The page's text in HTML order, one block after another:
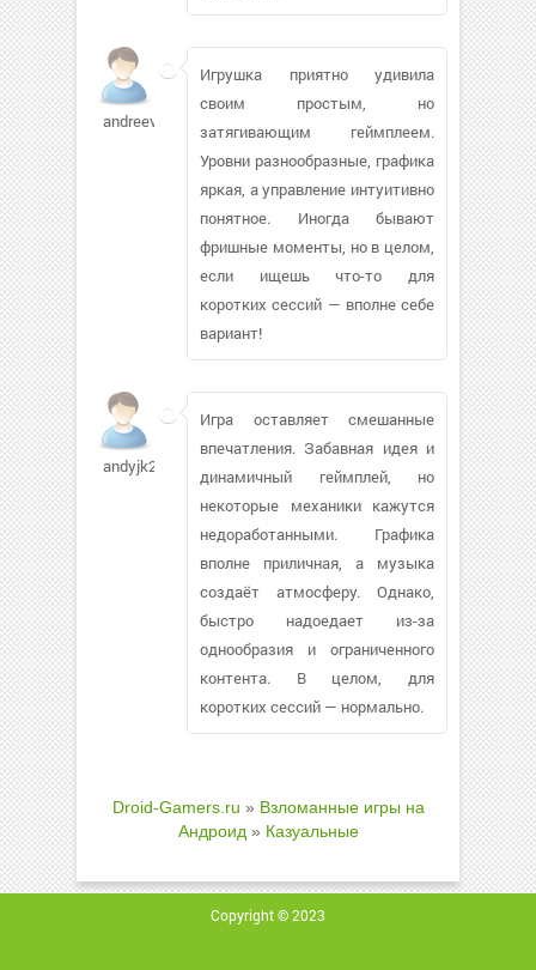
andreevdi
Игрушка приятно удивила
своим простым, но
затягивающим геймплеем.
Уровни разнообразные, графика
яркая, а управление интуитивно
понятное. Иногда бывают
фришные моменты, но в целом,
если ищешь что-то для
коротких сессий — вполне себе
вариант!
andyjk281
Игра оставляет смешанные
впечатления. Забавная идея и
динамичный геймплей, но
некоторые механики кажутся
недоработанными. Графика
вполне приличная, а музыка
создаёт атмосферу. Однако,
быстро надоедает из-за
однообразия и ограниченного
контента. В целом, для
коротких сессий — нормально.
Droid-Gamers.ru » Взломанные игры на
Андроид » Казуальные
Copyright © 2023